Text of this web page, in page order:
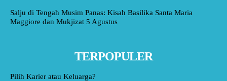
Salju di Tengah Musim Panas: Kisah Basilika Santa Maria
Maggiore dan Mukjizat 5 Agustus
TERPOPULER
Pilih Karier atau Keluarga?